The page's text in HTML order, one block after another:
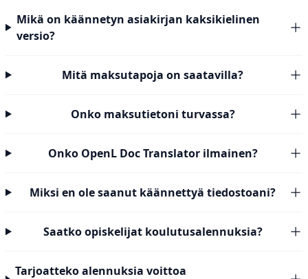
Mikä on käännetyn asiakirjan kaksikielinen
versio?
Mitä maksutapoja on saatavilla?
Onko maksutietoni turvassa?
Onko OpenL Doc Translator ilmainen?
Miksi en ole saanut käännettyä tiedostoani?
Saatko opiskelijat koulutusalennuksia?
Tarjoatteko alennuksia voittoa